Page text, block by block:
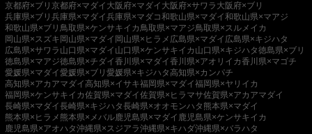
京都府×ブリ 京都府×マダイ 大阪府×マダイ 大阪府×サワラ 大阪府×ブリ
兵庫県×ブリ 兵庫県×マダイ兵庫県×マダコ和歌山県×マダイ和歌山県×マアジ
和歌山県×ブリ 鳥取県×ケンサキイカ 鳥取県×マアジ鳥取県×スルメイカ
岡山県×スズキ岡山県×マダイ 岡山県×ヒラメ 広島県×マダイ 広島県×キジハタ
広島県×サワラ 山口県×マダイ 山口県×ケンサキイカ 山口県×キジハタ徳島県×ブリ
徳島県×マアジ徳島県×チダイ香川県×マダイ香川県×アオリイカ香川県×マゴチ
愛媛県×マダイ愛媛県×ブリ 愛媛県×キジハタ高知県×カンパチ
高知県×アカアマダイ高知県×イサキ福岡県×マダイ福岡県×ヤリイカ
福岡県×ケンサキイカ佐賀県×マダイ佐賀県×ヒラマサ佐賀県×アカアマダイ
長崎県×マダイ長崎県×キジハタ長崎県×オオモンハタ 熊本県×マダイ
熊本県×ヒラメ 熊本県×メバル鹿児島県×マダイ 鹿児島県×ケンサキイカ
鹿児島県×アオハタ沖縄県×スジアラ沖縄県×キハダ沖縄県×バラハタ